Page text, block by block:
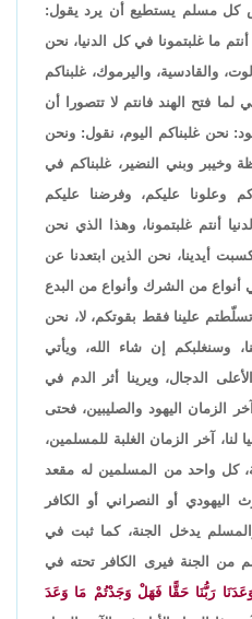
كل مسلم يستطيع أن يرد يقول:
أنتم ما غلبتمونا في كل الدنيا، نحن
والقادسية، واليرموك، غلبناكم
فتح الهند فانتم لا تتصورا أن
نحن غلبناكم اليوم، نقول: ونحن
وخيبر وبني النضير، غلبناكم في
وعلونا عليكم، وفرضنا عليكم
أنتم غلبتمونا، وهذا الذي نحن
أيدينا، نحن الذين ابتعدنا عن
أنواع من الشرك وأنواع من البدع
علينا فقط بقوتكم، لا، نحن
وسنغلبكم إن شاء الله، ويأتي
الدجال، ويرينا أثر الدم في
الزمان اليهود والصليبين، فحتى
لنا، آخر الزمان الغلبة للمسلمين،
كل واحد من المسلمين له مقعد
أو النصراني أو الكافر
يدخل الجنة، كما ثبت في
من الجنة فيرى الكافر تحته في
رَبُّنَا حَقًّا فَهَلْ وَجَدْتُمْ مَا وَعَدَ